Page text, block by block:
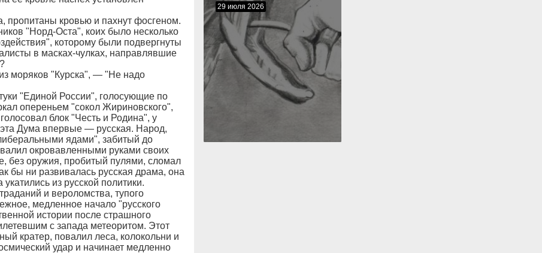
пропитаны кровью и пахнут фосгеном.
"Норд-Оста", коих было несколько
которому были подвергнуты
в масках-чулках, направлявшие
моряков "Курска", — "Не надо
"Единой России", голосующие по
опереньем "сокол Жириновского",
блок "Честь и Родина", у
эта Дума впервые — русская. Народ,
ядами", забитый до
окровавленными руками своих
без оружия, пробитый пулями, сломал
бы ни развивалась русская драма, она
из русской политики.
и вероломства, тупого
медленное начало "русского
истории после страшного
с запада метеоритом. Этот
кратер, повалил леса, колокольни и
удар и начинает медленно
29 июля 2026